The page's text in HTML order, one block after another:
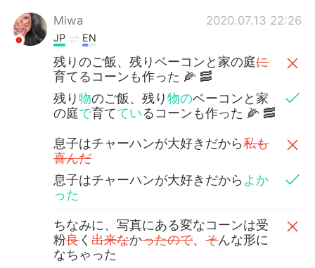
Miwa 2020.07.13 22:26
JP EN
残りのご飯、残りベーコンと家の庭に
育てるコーンも作った 🌽 🥓
残り物のご飯、残り物のベーコンと家
の庭で育てているコーンも作った 🌽 🥓
息子はチャーハンが大好きだから私も
喜んだ
息子はチャーハンが大好きだから よか
った
ちなみに、写真にある変なコーンは受
粉良く出来なかったので、そんな形に
なちゃった